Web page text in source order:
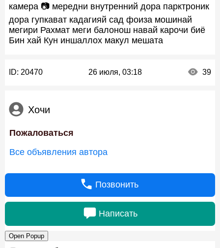
камера 📷 мередни внутренний дора парктроник
дора гупкават кадагияй сад фоиза мошинай
мегири Рахмат меги балонош навай карочи биё
Бин хай Кун иншаллох макул мешата
ID: 20470 26 июля, 03:18 39
Хочи
Пожаловаться
Все объявления автора
Позвонить
Написать
Open Popup